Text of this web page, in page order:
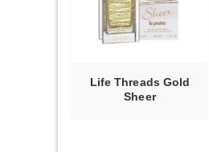
Life Threads Gold
Sheer